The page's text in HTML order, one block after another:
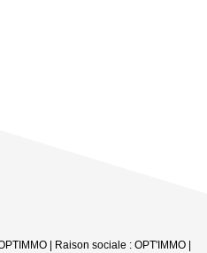
| Raison sociale : OPT'IMMO |